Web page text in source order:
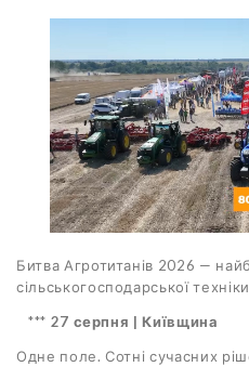
Битва Агротитанів 2026 —
сільськогосподарської
*** 27 серпня | Київщина
Одне поле. Сотні сучасних